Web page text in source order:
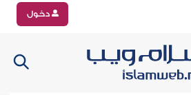
دخول